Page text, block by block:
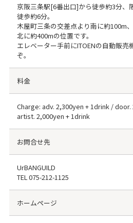
京阪三条駅[6番出口]から徒歩約3分、
徒歩約6分。
木屋町三条の交差点より南に約100m
北に約400mの位置です。
エレベーター手前にITOENの自動販売
ぞ。
料金
Charge: adv. 2,300yen + 1drink /
artist. 2,000yen + 1drink
お問合せ先
UrBANGUILD
TEL075-212-1125
ホームページ